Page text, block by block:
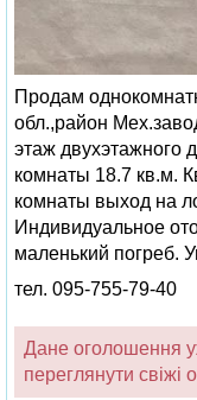
Продам
обл.,район
этаж двухэтажного
комнаты 18.7 кв.м.
комнаты выход на
Индивидуальное
маленький погреб.
тел. 095-755-79-40
Дане оголошення
переглянути свіжі